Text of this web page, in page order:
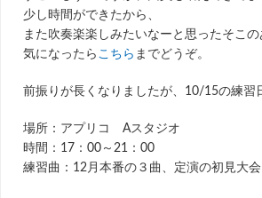
少し時間ができたから、
また吹奏楽楽しみたいなーと思ったそこの
気になったら こちら までどうぞ。
前振りが長くなりましたが、10/15の練習
場所：アプリコ Aスタジオ
時間：17：00～21：00
練習曲：12月本番の３曲、定演の初見大会